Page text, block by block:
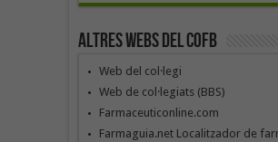
Altres webs del COFB
Web del col·legi
Web de col·legiats (BBS)
Farmaceuticonline.com
Farmaguia.net Localitzador de